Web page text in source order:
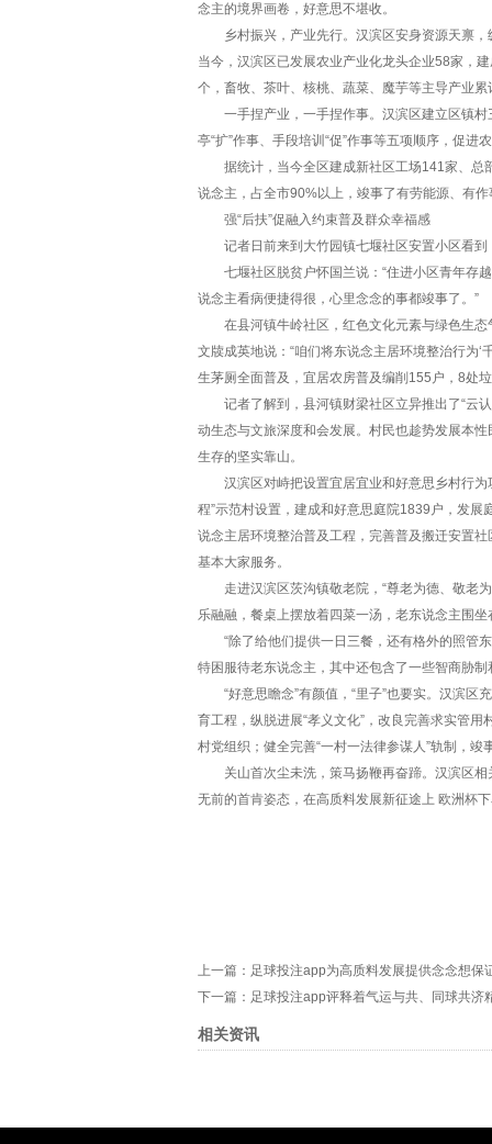
念主的境界画卷，好意思不堪收。
乡村振兴，产业先行。汉滨区安身资源天禀，
当今，汉滨区已发展农业产业化龙头企业58家，
个，畜牧、茶叶、核桃、蔬菜、魔芋等主导产业
一手捏产业，一手捏作事。汉滨区建立区镇村三
亭“扩”作事、手段培训“促”作事等五项顺序，促进
据统计，当今全区建成新社区工场141家、总
说念主，占全市90%以上，竣事了有劳能源、有
强“后扶”促融入约束普及群众幸福感
记者日前来到大竹园镇七堰社区安置小区看到
七堰社区脱贫户怀国兰说：“住进小区青年存越
说念主看病便捷得很，心里念念的事都竣事了。”
在县河镇牛岭社区，红色文化元素与绿色生态
文牍成英地说：“咱们将东说念主居环境整治行为‘
生茅厕全面普及，宜居农房普及编削155户，8处
记者了解到，县河镇财梁社区立异推出了“云认
动生态与文旅深度和会发展。村民也趁势发展本
生存的坚实靠山。
汉滨区对峙把设置宜居宜业和好意思乡村行为
程”示范村设置，建成和好意思庭院1839户，发
说念主居环境整治普及工程，完善普及搬迁安置
基本大家服务。
走进汉滨区茨沟镇敬老院，“尊老为德、敬老为
乐融融，餐桌上摆放着四菜一汤，老东说念主围
“除了给他们提供一日三餐，还有格外的照管东
特困服待老东说念主，其中还包含了一些智商胁
“好意思瞻念”有颜值，“里子”也要实。汉滨区
育工程，纵脱进展“孝义文化”，改良完善求实管
村党组织；健全完善“一村一法律参谋人”轨制，
关山首次尘未洗，策马扬鞭再奋蹄。汉滨区相
无前的首肯姿态，在高质料发展新征途上 欧洲杯
上一篇： 足球投注app为高质料发展提供念念想保
下一篇： 足球投注app评释着气运与共、同球共济
相关资讯